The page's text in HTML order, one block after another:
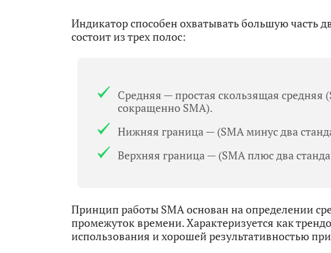
Индикатор способен охватывать большую часть
состоит из трех полос:
Средняя — простая скользящая средняя
сокращенно SMA).
Нижняя граница — (SMA минус два
Верхняя граница — (SMA плюс два
Принцип работы SMA основан на определении
промежуток времени. Характеризуется как
использования и хорошей результативностью